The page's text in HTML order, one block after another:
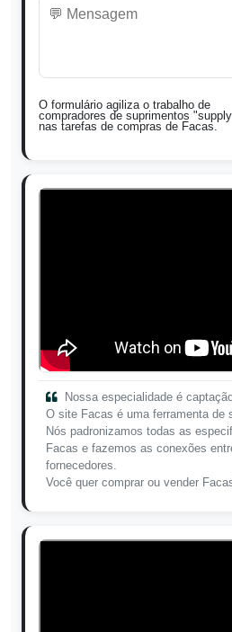
O formulário agiliza o trabalho de
compradores de suprimentos
nas tarefas de compras de Facas.
Nossa especialidade é
O site Facas é uma ferramenta de
Nós padronizamos todas as
Facas e fazemos as conexões
fornecedores.
Você quer comprar ou vender